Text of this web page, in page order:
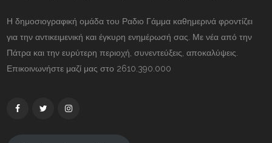
Η δημοσιογραφική ομάδα του Ραδιο Γάμμα καθημερινά φροντίζει
για την αντικειμενική και έγκυρη ενημέρωσή σας. Με νέα από την
Πάτρα και την ευρύτερη περιοχή, συνεντεύξεις, αποκαλύψεις.
Επικοινωνήστε μαζί μας στο 2610.390.000